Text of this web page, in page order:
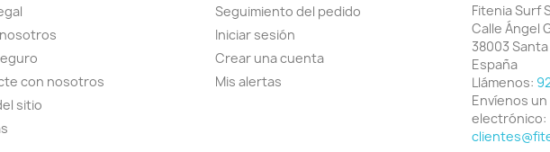
con nosotros
sitio
Seguimiento del pedido
Iniciar sesión
Crear una cuenta
Mis alertas
Fitenia Surf
Calle Ángel
38003
España
Llámenos:
Envíenos
electrónico: